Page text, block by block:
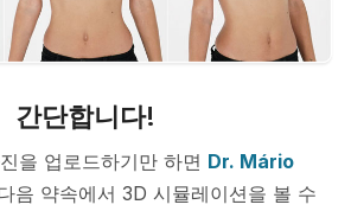
간단합니다!
을 업로드하기만 하면 Dr. Mário
음 약속에서 3D 시뮬레이션을 볼 수